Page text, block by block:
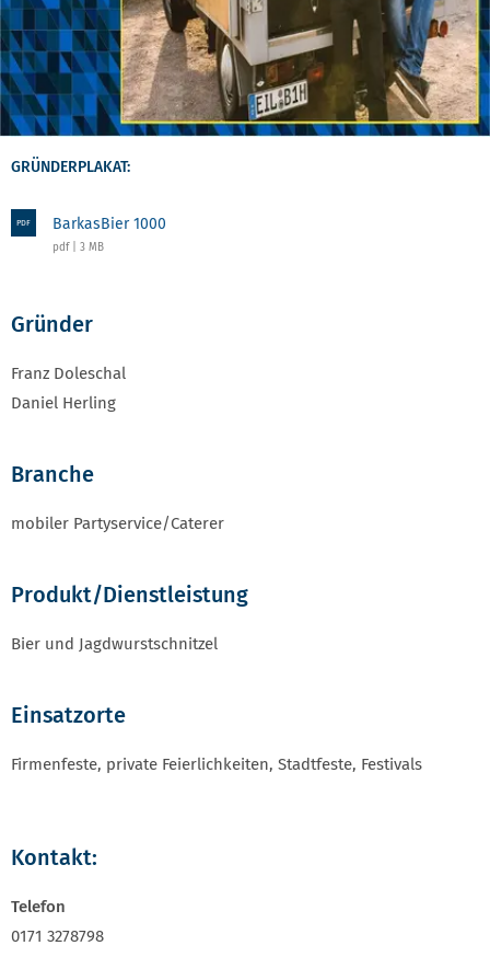
GRÜNDERPLAKAT:
PDF BarkasBier 1000
pdf | 3 MB
Gründer
Franz Doleschal
Daniel Herling
Branche
mobiler Partyservice/Caterer
Produkt/Dienstleistung
Bier und Jagdwurstschnitzel
Einsatzorte
Firmenfeste, private Feierlichkeiten, Stadtfeste, Festivals
Kontakt:
Telefon
0171 3278798